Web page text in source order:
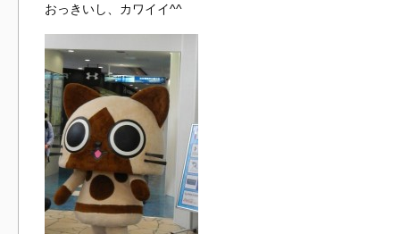
おっきいし、カワイイ^^